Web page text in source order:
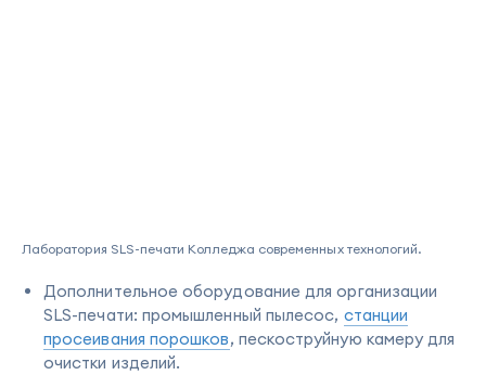
Лаборатория SLS-печати Колледжа современных технологий.
Дополнительное оборудование для организации
SLS-печати: промышленный пылесос, станции
просеивания порошков, пескоструйную камеру для
очистки изделий.